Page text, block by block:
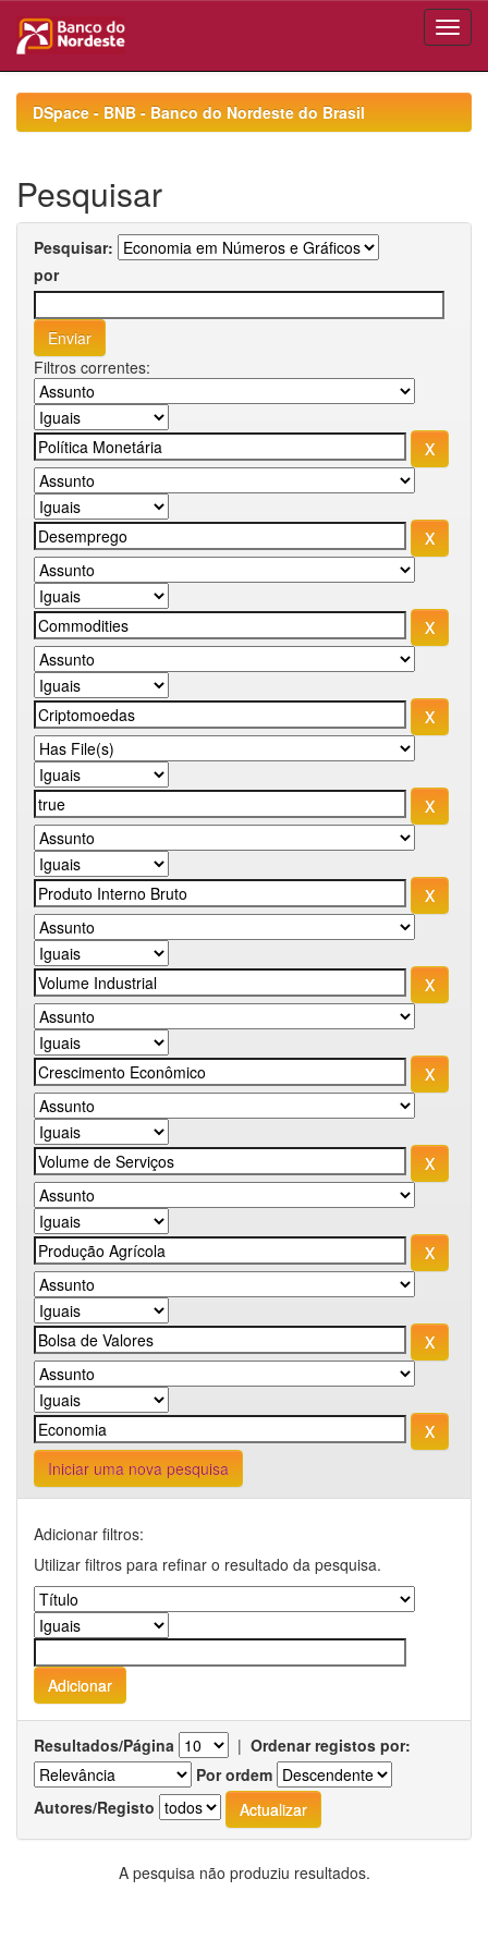
navigationDSpace - BNB - Banco do Nordeste do Brasil
Pesquisar
Pesquisar:
por
Filtros correntes:
Iniciar uma nova pesquisa
Adicionar filtros:
Utilizar filtros para refinar o resultado da pesquisa.
Resultados/Página | Ordenar registos por:
Por ordem
Autores/Registo
A pesquisa não produziu resultados.